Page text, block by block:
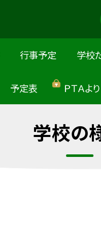
行事予定 学校
予定表 ＰＴＡより
学校の